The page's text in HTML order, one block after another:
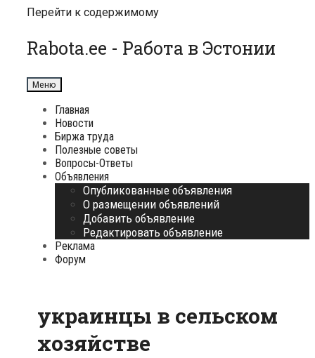
Перейти к содержимому
Rabota.ee - Работа в Эстонии
Меню
Главная
Новости
Биржа труда
Полезные советы
Вопросы-Ответы
Объявления
Опубликованные объявления
О размещении объявлений
Добавить объявление
Редактировать объявление
Реклама
Форум
украинцы в сельском
хозяйстве